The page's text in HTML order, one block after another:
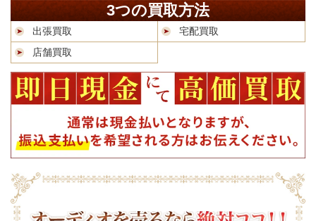
3つの買取方法
出張買取
宅配買取
店舗買取